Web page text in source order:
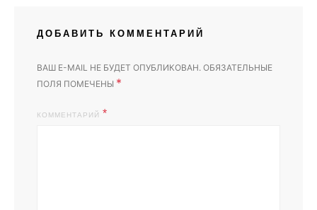
ДОБАВИТЬ КОММЕНТАРИЙ
ВАШ E-MAIL НЕ БУДЕТ ОПУБЛИКОВАН. ОБЯЗАТЕЛЬНЫЕ
ПОЛЯ ПОМЕЧЕНЫ *
КОММЕНТАРИЙ